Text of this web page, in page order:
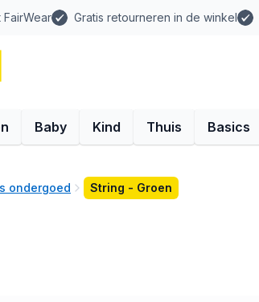
FairWear Gratis retourneren in de winkel
Baby Kind Thuis Basics
ondergoed String - Groen